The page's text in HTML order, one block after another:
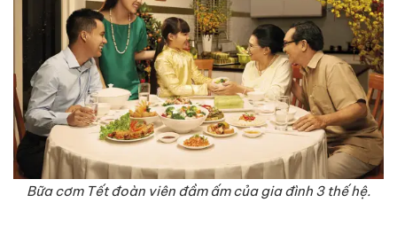
Bữa cơm Tết đoàn viên đầm ấm của gia đình 3 thế hệ.